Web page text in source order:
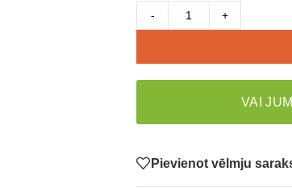
- +
VAI
Pievienot vēlmju